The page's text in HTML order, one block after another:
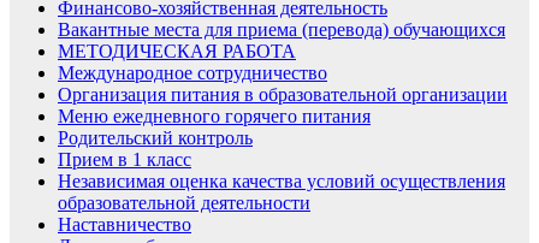
Финансово-хозяйственная деятельность
Вакантные места для приема (перевода) обучающихся
МЕТОДИЧЕСКАЯ РАБОТА
Международное сотрудничество
Организация питания в образовательной организации
Меню ежедневного горячего питания
Родительский контроль
Прием в 1 класс
Независимая оценка качества условий осуществления
образовательной деятельности
Наставничество